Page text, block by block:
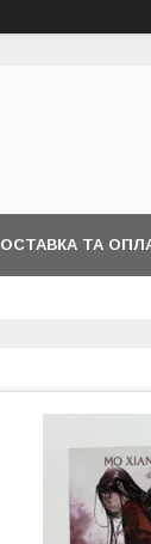
ТА